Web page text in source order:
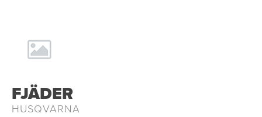
FJÄDER
HUSQVARNA